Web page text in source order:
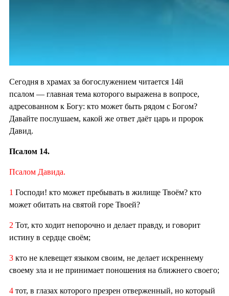
Сегодня в храмах за богослужением читается 14й
псалом — главная тема которого выражена в вопросе,
адресованном к Богу: кто может быть рядом с Богом?
Давайте послушаем, какой же ответ даёт царь и пророк
Давид.
Псалом 14.
Псалом Давида.
1 Господи! кто может пребывать в жилище Твоём? кто
может обитать на святой горе Твоей?
2 Тот, кто ходит непорочно и делает правду, и говорит
истину в сердце своём;
3 кто не клевещет языком своим, не делает искреннему
своему зла и не принимает поношения на ближнего своего;
4 тот, в глазах которого презрен отверженный, но который